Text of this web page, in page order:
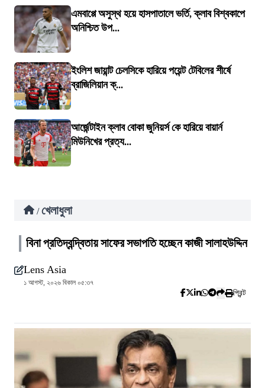
এমবাপ্পে অসুস্থ হয়ে হাসপাতালে ভর্তি, ক্লাব বিশ্বকাপে
অনিশ্চিত উপ...
ইংলিশ জায়ান্ট চেলসিকে হারিয়ে পয়েন্ট টেবিলের শীর্ষে
ব্রাজিলিয়ান ক্...
আর্জেন্টাইন ক্লাব বোকা জুনিয়র্স কে হারিয়ে বায়ার্ন
মিউনিখের প্রত্য...
/ খেলাধুলা
বিনা প্রতিদ্বন্দ্বিতায় সাফের সভাপতি হচ্ছেন কাজী সালাহউদ্দিন
Lens Asia
১ আগস্ট, ২০২৬ বিকাল ০৫:৩৭
প্রিন্ট